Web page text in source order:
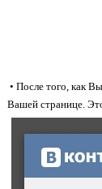
• После того, как
Вашей странице.